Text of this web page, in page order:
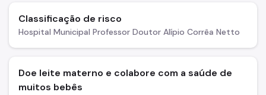
Classificação de risco
Hospital Municipal Professor Doutor Alípio Corrêa Netto
Doe leite materno e colabore com a saúde de
muitos bebês